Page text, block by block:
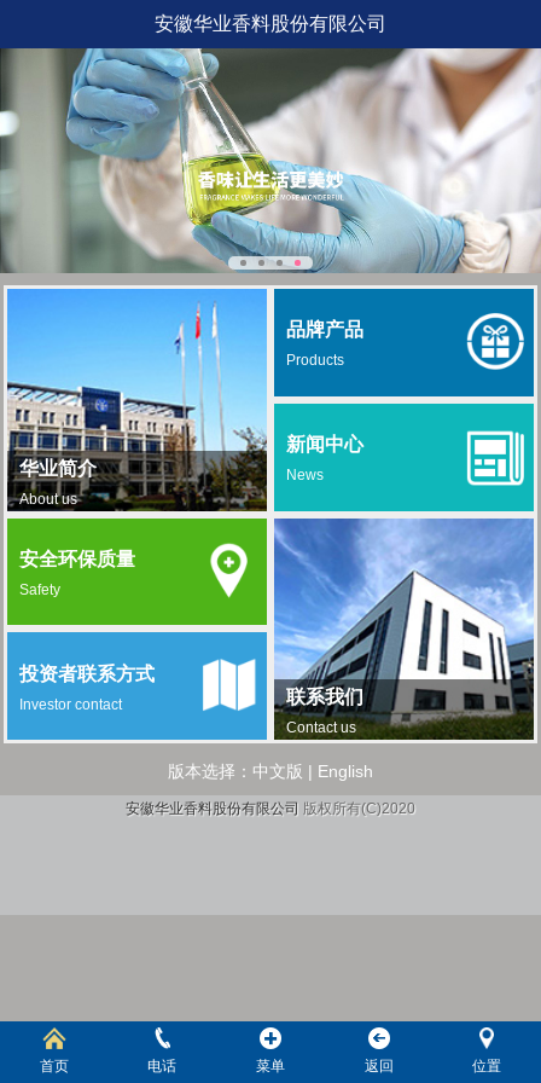
安徽华业香料股份有限公司
华业简介
About us
品牌产品
Products
新闻中心
News
联系我们
Contact us
安全环保质量
Safety
投资者联系方式
Investor contact
版本选择： 中文版 | English
安徽华业香料股份有限公司 版权所有(C)2020
首页 电话 菜单 返回 位置